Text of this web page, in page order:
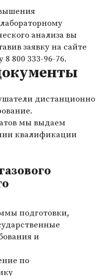
анализа вы
заявку на сайте
8 800 333-96-76.
дистанционно
мы выдаем
квалификации
подготовки,
и
по